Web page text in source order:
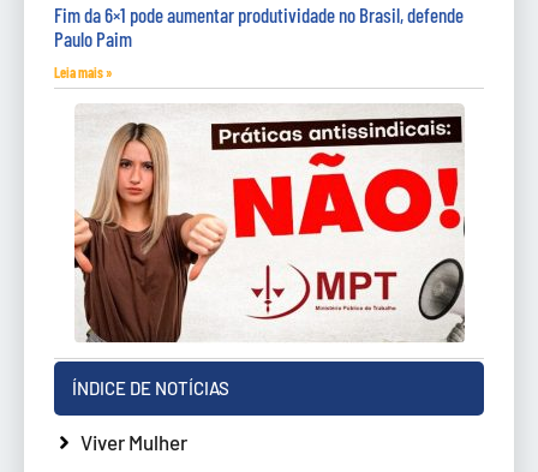
Fim da 6×1 pode aumentar produtividade no Brasil, defende
Paulo Paim
Leia mais »
ÍNDICE DE NOTÍCIAS
Viver Mulher